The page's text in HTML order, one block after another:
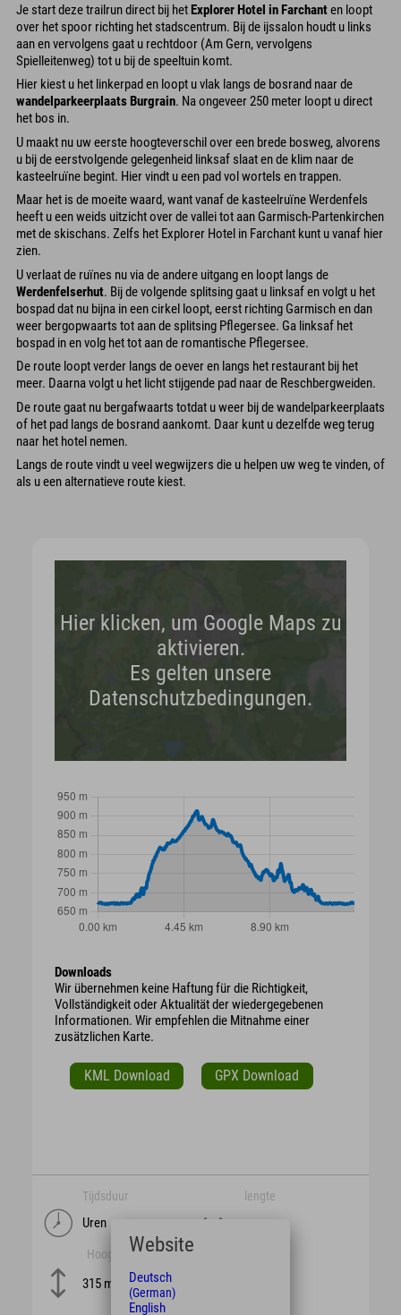
Je start deze trailrun direct bij hetExplorer Hotel in Farchanten loopt
over het spoor richting het stadscentrum. Bij de ijssalon houdt u links
aan en vervolgens gaat u rechtdoor (Am Gern, vervolgens
Spielleitenweg) tot u bij de speeltuin komt.
Hier kiest u het linkerpad en loopt u vlak langs de bosrand naar de
wandelparkeerplaats Burgrain. Na ongeveer 250 meter loopt u direct
het bos in.
U maakt nu uw eerste hoogteverschil over een brede bosweg, alvorens
u bij de eerstvolgende gelegenheid linksaf slaat en de klim naar de
kasteelruïne begint. Hier vindt u een pad vol wortels en trappen.
Maar het is de moeite waard, want vanaf de kasteelruïne Werdenfels
heeft u een weids uitzicht over de vallei tot aan Garmisch-Partenkirchen
met de skischans. Zelfs het Explorer Hotel in Farchant kunt u vanaf hier
zien.
U verlaat de ruïnes nu via de andere uitgang en loopt langs de
Werdenfelserhut. Bij de volgende splitsing gaat u linksaf en volgt u het
bospad dat nu bijna in een cirkel loopt, eerst richting Garmisch en dan
weer bergopwaarts tot aan de splitsing Pflegersee. Ga linksaf het
bospad in en volg het tot aan de romantische Pflegersee.
De route loopt verder langs de oever en langs het restaurant bij het
meer. Daarna volgt u het licht stijgende pad naar de Reschbergweiden.
De route gaat nu bergafwaarts totdat u weer bij de wandelparkeerplaats
of het pad langs de bosrand aankomt. Daar kunt u dezelfde weg terug
naar het hotel nemen.
Langs de route vindt u veel wegwijzers die u helpen uw weg te vinden, of
als u een alternatieve route kiest.
Hier klicken, um Google Maps zu
aktivieren.
Es gelten unsere
Datenschutzbedingungen.
Downloads
Wir übernehmen keine Haftung für die Richtigkeit,
Vollständigkeit oder Aktualität der wiedergegebenen
Informationen. Wir empfehlen die Mitnahme einer
zusätzlichen Karte.
KML Download GPX Download
Tijdsduur
Uren
lengte
Hoogte
315 m
Website
Deutsch
(German)
English